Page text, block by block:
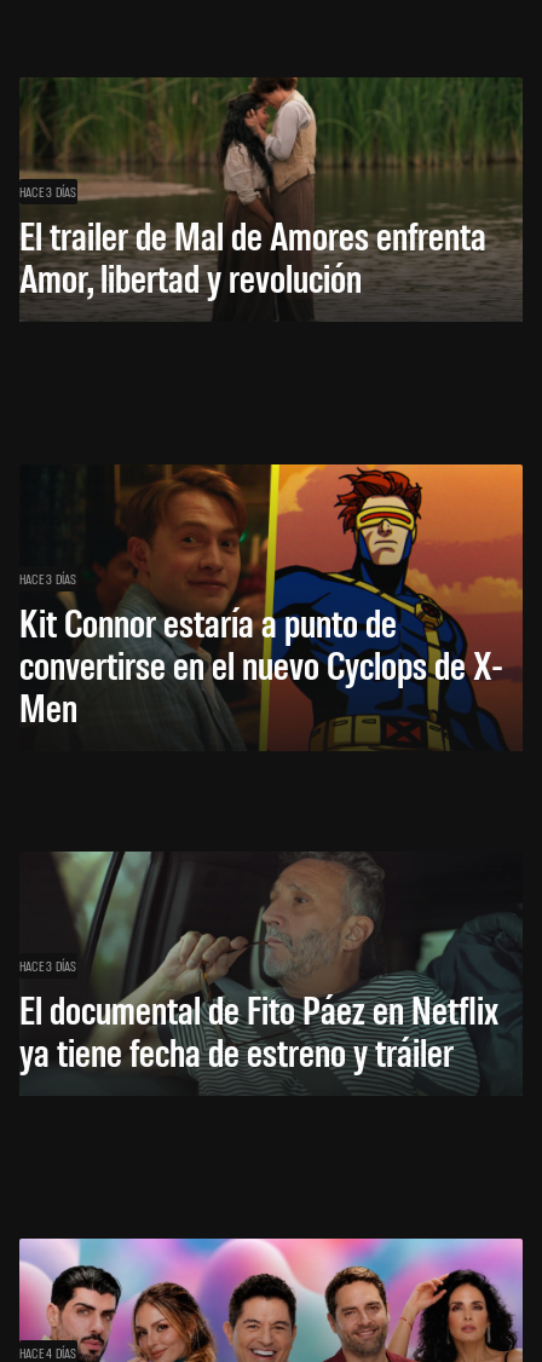
HACE 3 DÍAS
El trailer de Mal de Amores enfrenta
Amor, libertad y revolución
HACE 3 DÍAS
Kit Connor estaría a punto de
convertirse en el nuevo Cyclops de X-
Men
HACE 3 DÍAS
El documental de Fito Páez en Netflix
ya tiene fecha de estreno y tráiler
HACE 4 DÍAS